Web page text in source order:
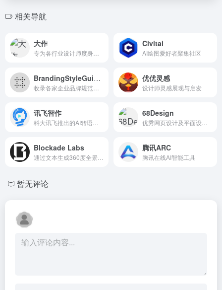
相关导航
大作 Civitai
AI绘图爱好者聚集社区
BrandingStyleGuides 优优灵感
设计师灵感展现与启发
讯飞智作 68Design
Blockade Labs 腾讯ARC
腾讯在线AI智能工具
暂无评论